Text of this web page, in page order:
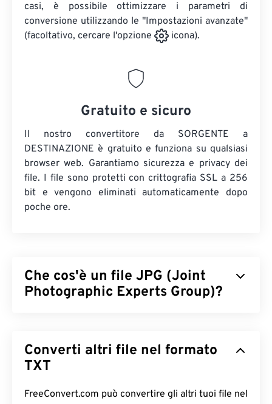
casi, è possibile ottimizzare i parametri di
conversione utilizzando le "Impostazioni avanzate"
(facoltativo, cercare l'opzione
icona).
Gratuito e sicuro
Il nostro convertitore da SORGENTE a
DESTINAZIONE è gratuito e funziona su qualsiasi
browser web. Garantiamo sicurezza e privacy dei
file. I file sono protetti con crittografia SSL a 256
bit e vengono eliminati automaticamente dopo
poche ore.
Che cos'è un file JPG (Joint
Photographic Experts Group)?
per comprimere fotografie e grafica. La notevole
compressione offerta da JPG è la ragione del suo
relativamente ridotte dei file JPG li rendono ideali
Converti altri file nel formato
TXT
FreeConvert.com può convertire gli altri tuoi file nel